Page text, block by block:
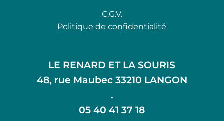
C.G.V.
Politique de confidentialité
LE RENARD ET LA SOURIS
48, rue Maubec 33210 LANGON
.
05 40 41 37 18